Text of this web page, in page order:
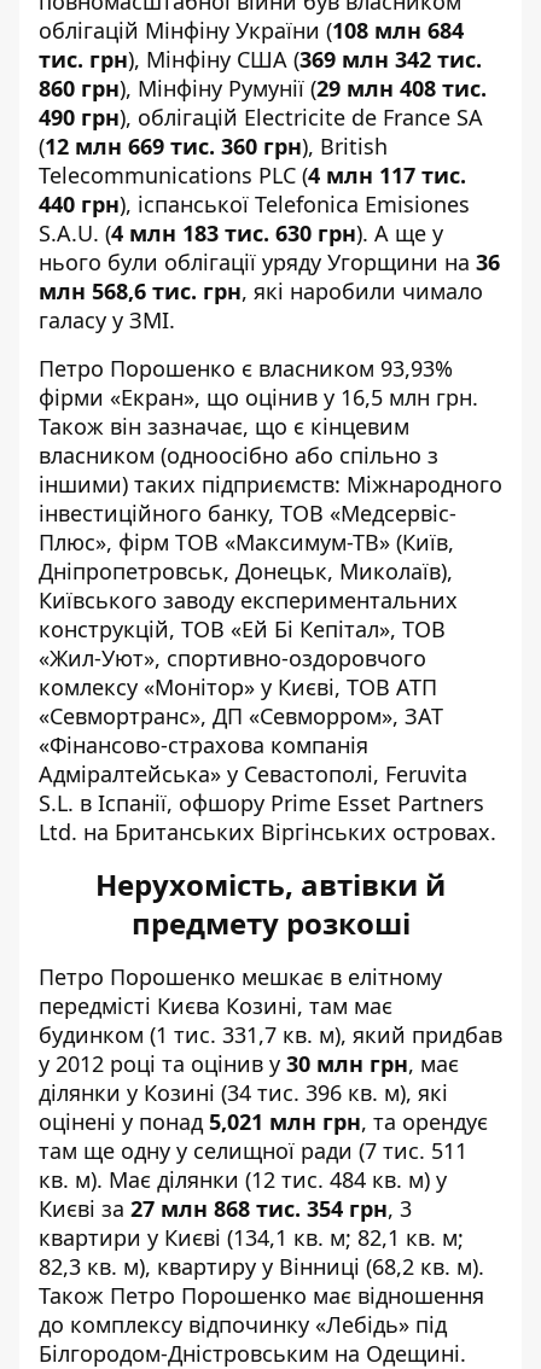
облігацій Мінфіну України (108 млн 684
тис. грн), Мінфіну США (369 млн 342 тис.
860 грн), Мінфіну Румунії (29 млн 408 тис.
490 грн), облігацій Electricite de France SA
(12 млн 669 тис. 360 грн), British
Telecommunications PLC (4 млн 117 тис.
440 грн), іспанської Telefonica Emisiones
S.A.U. (4 млн 183 тис. 630 грн). А ще у
нього були облігації уряду Угорщини на 36
млн 568,6 тис. грн, які наробили чимало
галасу у ЗМІ.
Петро Порошенко є власником 93,93%
фірми «Екран», що оцінив у 16,5 млн грн.
Також він зазначає, що є кінцевим
власником (одноосібно або спільно з
іншими) таких підприємств: Міжнародного
інвестиційного банку, ТОВ «Медсервіс-
Плюс», фірм ТОВ «Максимум-ТВ» (Київ,
Дніпропетровськ, Донецьк, Миколаїв),
Київського заводу експериментальних
конструкцій, ТОВ «Ей Бі Кепітал», ТОВ
«Жил-Уют», спортивно-оздоровчого
комлексу «Монітор» у Києві, ТОВ АТП
«Севмортранс», ДП «Севморром», ЗАТ
«Фінансово-страхова компанія
Адміралтейська» у Севастополі, Feruvita
S.L. в Іспанії, офшору Prime Esset Partners
Ltd. на Британських Віргінських островах.
Нерухомість, автівки й
предмету розкоші
Петро Порошенко мешкає в елітному
передмісті Києва Козині, там має
будинком (1 тис. 331,7 кв. м), який придбав
у 2012 році та оцінив у 30 млн грн, має
ділянки у Козині (34 тис. 396 кв. м), які
оцінені у понад 5,021 млн грн, та орендує
там ще одну у селищної ради (7 тис. 511
кв. м). Має ділянки (12 тис. 484 кв. м) у
Києві за 27 млн 868 тис. 354 грн, 3
квартири у Києві (134,1 кв. м; 82,1 кв. м;
82,3 кв. м), квартиру у Вінниці (68,2 кв. м).
Також Петро Порошенко має відношення
до комплексу відпочинку «Лебідь» під
Білгородом-Дністровським на Одещині.